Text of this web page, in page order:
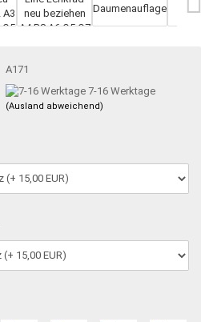
A171
7-16 Werktage
(Ausland abweichend)